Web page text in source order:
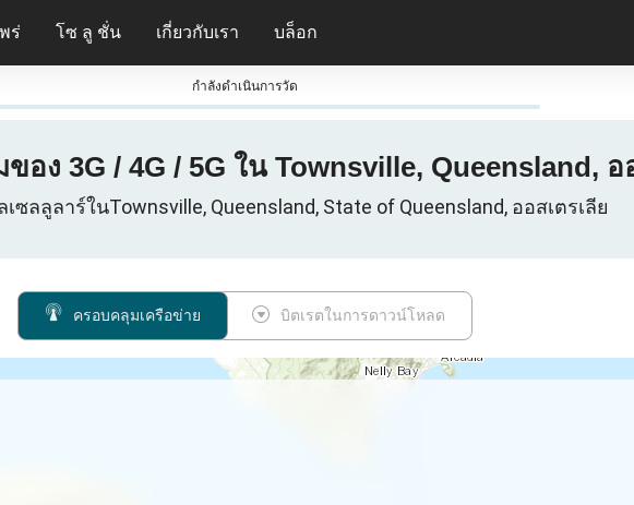
ร่ โซ ลู ชั่น เกี่ยวกับเรา บล็อก
กําลังดําเนินการวัด
ง 3G / 4G / 5G ใน Townsville, Queensland, อ
ซลลูลาร์ในTownsville, Queensland, State of Queensland, ออสเตรเลีย
ครอบคลุมเครือข่าย บิตเรตในการดาวน์โหลด